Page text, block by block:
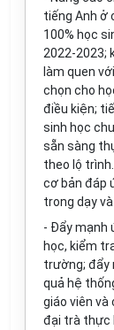
tiếng Anh ở
100% học
2022-2023;
làm quen
chọn cho
điều kiện;
sinh học
sẵn sàng
theo lộ
cơ bản đáp
trong dạy
- Đẩy mạnh
học, kiểm
trường; đẩy
quả hệ
giáo viên và
đại trà thực